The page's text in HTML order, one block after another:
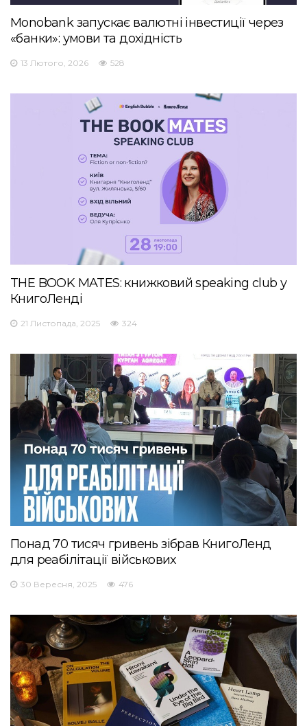
Monobank запускає валютні інвестиції через
«банки»: умови та дохідність
13 Лютого, 2026 528
THE BOOK MATES: книжковий speaking club у
КнигоЛенді
21 Листопада, 2025 324
Понад 70 тисяч гривень зібрав КнигоЛенд
для реабілітації військових
30 Вересня, 2025 476